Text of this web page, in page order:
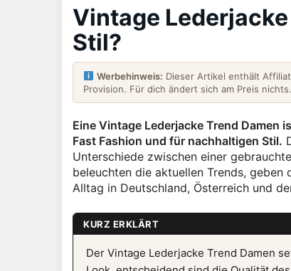
Vintage
Stil?
Werbehinweis: Dieser Artikel enthält
Provision. Für dich ändert sich am Preis
Eine Vintage Lederjacke Trend Damen
Fast Fashion und für nachhaltigen Stil.
Unterschiede zwischen einer
beleuchten die aktuellen Trends,
Alltag in Deutschland, Österreich und
KURZ ERKLÄRT
Der Vintage Lederjacke Trend Damen